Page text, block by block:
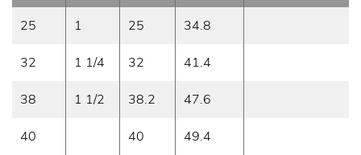
25 1 25 34.8
32 1 1/4 32 41.4
38 1 1/2 38.2 47.6
40 40 49.4